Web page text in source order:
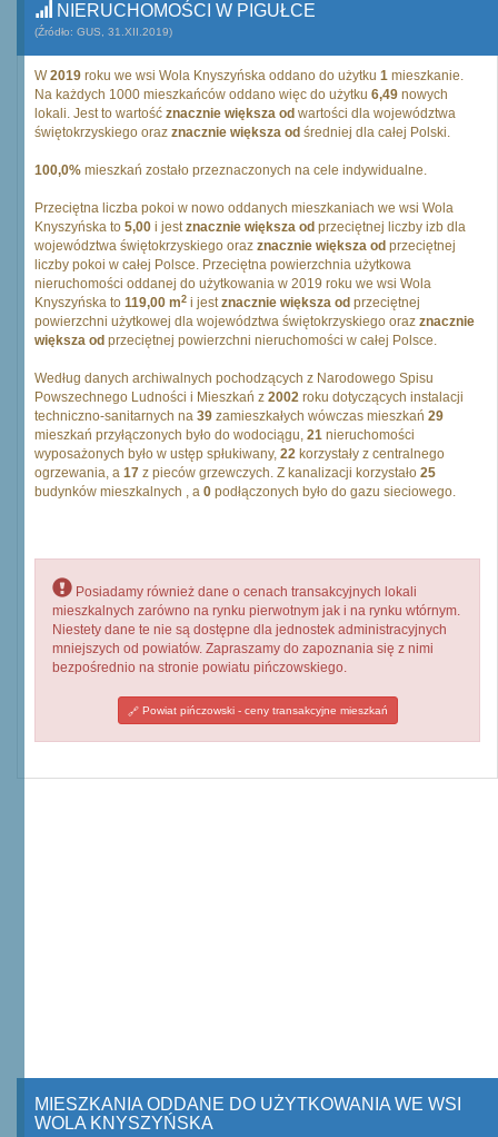
NIERUCHOMOŚCI W PIGUŁCE
(Źródło: GUS, 31.XII.2019)
W2019 roku we wsi Wola Knyszyńska oddano do użytku 1 mieszkanie.
Na każdych 1000 mieszkańców oddano więc do użytku 6,49 nowych
lokali. Jest to wartość znacznie większa od wartości dla województwa
świętokrzyskiego oraz znacznie większa od średniej dla całej Polski.
100,0% mieszkań zostało przeznaczonych na cele indywidualne.
Przeciętna liczba pokoi w nowo oddanych mieszkaniach we wsi Wola
Knyszyńska to 5,00 i jestznacznie większa od przeciętnej liczby izb dla
województwa świętokrzyskiego oraz znacznie większa od przeciętnej
liczby pokoi w całej Polsce. Przeciętna powierzchnia użytkowa
nieruchomości oddanej do użytkowania w 2019 roku we wsi Wola
Knyszyńska to 119,00 m2 i jestznacznie większa od przeciętnej
powierzchni użytkowej dla województwa świętokrzyskiego oraz znacznie
większa od przeciętnej powierzchni nieruchomości w całej Polsce.
Według danych archiwalnych pochodzących z Narodowego Spisu
Powszechnego Ludności i Mieszkań z 2002 roku dotyczących instalacji
techniczno-sanitarnych na 39 zamieszkałych wówczas mieszkań 29
mieszkań przyłączonych było do wodociągu, 21 nieruchomości
wyposażonych było w ustęp spłukiwany, 22 korzystały z centralnego
ogrzewania, a 17 z pieców grzewczych. Z kanalizacji korzystało 25
budynków mieszkalnych , a 0 podłączonych było do gazu sieciowego.
Posiadamy również dane o cenach transakcyjnych lokali
mieszkalnych zarówno na rynku pierwotnym jak i na rynku wtórnym.
Niestety dane te nie są dostępne dla jednostek administracyjnych
mniejszych od powiatów. Zapraszamy do zapoznania się z nimi
bezpośrednio na stronie powiatu pińczowskiego.
Powiat pińczowski - ceny transakcyjne mieszkań
MIESZKANIA ODDANE DO UŻYTKOWANIA WE WSI
WOLA KNYSZYŃSKA